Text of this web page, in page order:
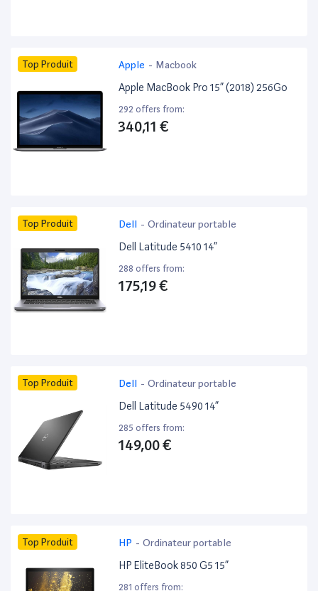
Top Produit Apple - Macbook
Apple MacBook Pro 15” (2018) 256Go
292 offers from:
340,11 €
Top Produit Dell - Ordinateur portable
Dell Latitude 5410 14”
288 offers from:
175,19 €
Top Produit Dell - Ordinateur portable
Dell Latitude 5490 14”
285 offers from:
149,00 €
Top Produit HP - Ordinateur portable
HP EliteBook 850 G5 15”
281 offers from: